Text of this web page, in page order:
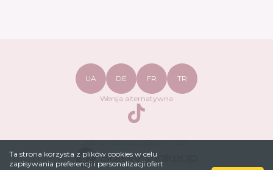
Ta strona korzysta z plików cookies w celu
zapisywania preferencji i personalizacji ofert
UA DE FR TR
Wersja alternatywna
TikTok
safetymakeupua@gmail.com